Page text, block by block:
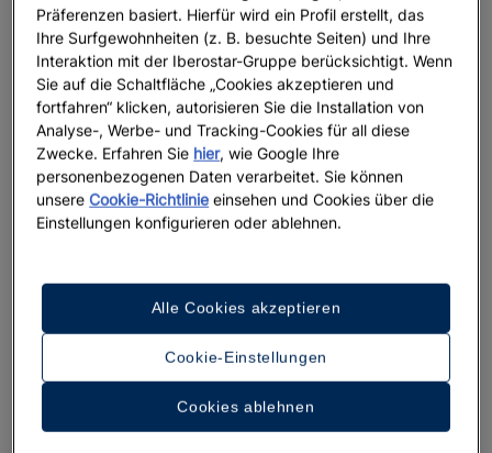
31 Fotos und Videos anzeigen
Präferenzen basiert. Hierfür wird ein Profil erstellt, das
Ihre Surfgewohnheiten (z. B. besuchte Seiten) und Ihre
Interaktion mit der Iberostar-Gruppe berücksichtigt. Wenn
Sie auf die Schaltfläche „Cookies akzeptieren und
fortfahren“ klicken, autorisieren Sie die Installation von
Analyse-, Werbe- und Tracking-Cookies für all diese
Zwecke. Erfahren Sie hier, wie Google Ihre
personenbezogenen Daten verarbeitet. Sie können
unsereCookie-Richtlinie einsehen und Cookies über die
Einstellungen konfigurieren oder ablehnen.
Cookie-Einstellungen
Cookies ablehnen
Alle Cookies akzeptieren